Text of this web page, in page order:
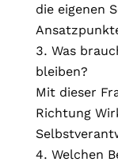
die eigenen
Was
bleiben?
Mit dieser
Richtung
Welchen